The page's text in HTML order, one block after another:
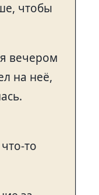
чтобы
вечером
на неё,
то